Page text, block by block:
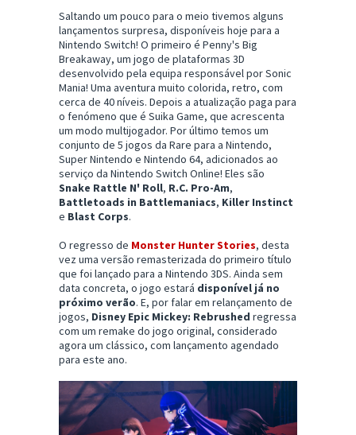
Saltando um pouco para o meio tivemos alguns
lançamentos surpresa, disponíveis hoje para a
Nintendo Switch! O primeiro é Penny's Big
Breakaway, um jogo de plataformas 3D
desenvolvido pela equipa responsável por Sonic
Mania! Uma aventura muito colorida, retro, com
cerca de 40 níveis. Depois a atualização paga para
o fenómeno que é Suika Game, que acrescenta
um modo multijogador. Por último temos um
conjunto de 5 jogos da Rare para a Nintendo,
Super Nintendo e Nintendo 64, adicionados ao
serviço da Nintendo Switch Online! Eles são
Snake Rattle N' Roll, R.C. Pro-Am,
Battletoads in Battlemaniacs, Killer Instinct
e Blast Corps.
O regresso de Monster Hunter Stories, desta
vez uma versão remasterizada do primeiro título
que foi lançado para a Nintendo 3DS. Ainda sem
data concreta, o jogo estará disponível já no
próximo verão. E, por falar em relançamento de
jogos, Disney Epic Mickey: Rebrushed regressa
com um remake do jogo original, considerado
agora um clássico, com lançamento agendado
para este ano.